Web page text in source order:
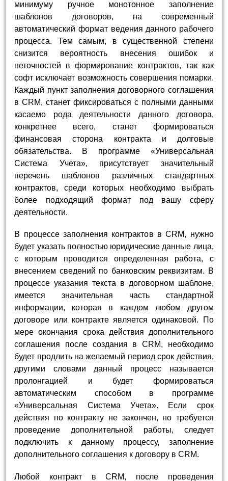
минимуму ручное монотонное заполнение
шаблонов договоров, на современный
автоматический формат ведения данного рабочего
процесса. Тем самым, в существенной степени
снизится вероятность внесения ошибок и
неточностей в формирование контрактов, так как
софт исключает возможность совершения помарки.
Каждый пункт заполнения договорного соглашения
в CRM, станет фиксироваться с полными данными
касаемо рода деятельности данного договора,
конкретнее всего, станет формироваться
финансовая сторона контракта и долговые
обязательства. В программе «Универсальная
Система Учета», присутствует значительный
перечень шаблонов различных стандартных
контрактов, среди которых необходимо выбрать
более подходящий формат под вашу сферу
деятельности.
В процессе заполнения контрактов в CRM, нужно
будет указать полностью юридические данные лица,
с которым проводится определенная работа, с
внесением сведений по банковским реквизитам. В
процессе указания текста в договорном шаблоне,
имеется значительная часть стандартной
информации, которая в каждом любом другом
договоре или контракте является одинаковой. По
мере окончания срока действия дополнительного
соглашения после создания в CRM, необходимо
будет продлить на желаемый период срок действия,
другими словами данный процесс называется
пролонгацией и будет формироваться
автоматическим способом в программе
«Универсальная Система Учета». Если срок
действия по контракту не закончен, но требуется
проведение дополнительной работы, следует
подключить к данному процессу, заполнение
дополнительного соглашения к договору в CRM.
Любой контракт в CRM, после проведения